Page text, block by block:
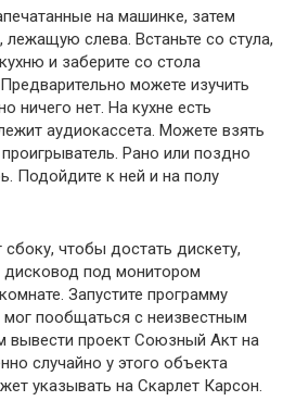
на машинке, затем
лежащую слева. Встаньте со стула,
и заберите со стола
можете изучить
ничего нет. На кухне есть
аудиокассета. Можете взять
Рано или поздно
Подойдите к ней и на полу
сбоку, чтобы достать дискету,
дисковод под монитором
Запустите программу
пообщаться с неизвестным
проект Союзный Акт на
случайно у этого объекта
указывать на Скарлет Карсон.